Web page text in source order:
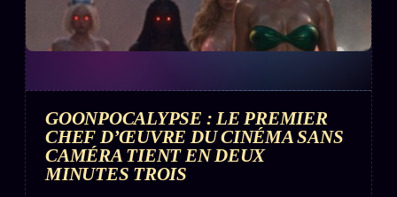
Business
FAQ
Mentions légales
llms.txt
GOONPOCALYPSE : LE PREMIER
CHEF D’ŒUVRE DU CINÉMA SANS
CAMÉRA TIENT EN DEUX
MINUTES TROIS